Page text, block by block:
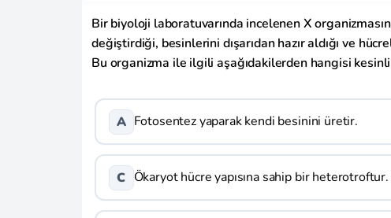
Bir biyoloji laboratuvarında incelenen X
değiştirdiği, besinlerini dışarıdan hazır aldığı ve
Bu organizma ile ilgili aşağıdakilerden hangisi
A Fotosentez yaparak kendi besinini üretir.
C Ökaryot hücre yapısına sahip bir heterotroftur.